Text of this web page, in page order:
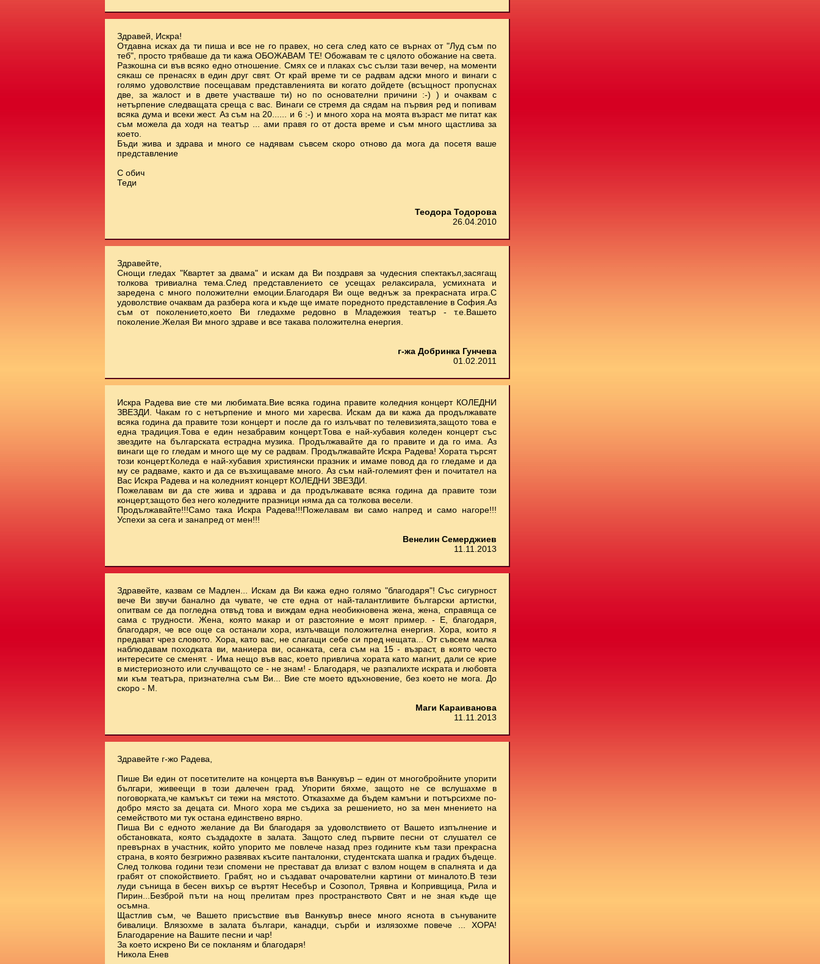
Здравей, Искра!
Отдавна исках да ти пиша и все не го правех, но сега след като се върнах от "Луд съм по
теб", просто трябваше да ти кажа ОБОЖАВАМ ТЕ! Обожавам те с цялото обожание на света.
Разкошна си във всяко едно отношение. Смях се и плаках със сълзи тази вечер, на моменти
сякаш се пренасях в един друг свят. От край време ти се радвам адски много и винаги с
голямо удоволствие посещавам представленията ви когато дойдете (всъщност пропуснах
две, за жалост и в двете участваше ти) но по основателни причини :-) ) и очаквам с
нетърпение следващата среща с вас. Винаги се стремя да сядам на първия ред и попивам
всяка дума и всеки жест. Аз съм на 20...... и 6 :-) и много хора на моята възраст ме питат как
съм можела да ходя на театър ... ами правя го от доста време и съм много щастлива за
което.
Бъди жива и здрава и много се надявам съвсем скоро отново да мога да посетя ваше
представление
С обич
Теди
Теодора Тодорова
26.04.2010
Здравейте,
Снощи гледах "Квартет за двама" и искам да Ви поздравя за чудесния спектакъл,засягащ
толкова тривиална тема.След представлението се усещах релаксирала, усмихната и
заредена с много положителни емоции.Благодаря Ви още веднъж за прекрасната игра.С
удоволствие очаквам да разбера кога и къде ще имате поредното представление в София.Аз
съм от поколението,което Ви гледахме редовно в Младежкия театър - т.е.Вашето
поколение.Желая Ви много здраве и все такава положителна енергия.
г-жа Добринка Гунчева
01.02.2011
Искра Радева вие сте ми любимата.Вие всяка година правите коледния концерт КОЛЕДНИ
ЗВЕЗДИ. Чакам го с нетърпение и много ми харесва. Искам да ви кажа да продължавате
всяка година да правите този концерт и после да го излъчват по телевизията,защото това е
една традиция.Това е един незабравим концерт.Това е най-хубавия коледен концерт със
звездите на българската естрадна музика. Продължавайте да го правите и да го има. Аз
винаги ще го гледам и много ще му се радвам. Продължавайте Искра Радева! Хората търсят
този концерт.Коледа е най-хубавия християнски празник и имаме повод да го гледаме и да
му се радваме, както и да се възхищаваме много. Аз съм най-големият фен и почитател на
Вас Искра Радева и на коледният концерт КОЛЕДНИ ЗВЕЗДИ.
Пожелавам ви да сте жива и здрава и да продължавате всяка година да правите този
концерт,защото без него коледните празници няма да са толкова весели.
Продължавайте!!!Само така Искра Радева!!!Пожелавам ви само напред и само нагоре!!!
Успехи за сега и занапред от мен!!!
Венелин Семерджиев
11.11.2013
Здравейте, казвам се Мадлен... Искам да Ви кажа едно голямо "благодаря"! Със сигурност
вече Ви звучи банално да чувате, че сте една от най-талантливите български артистки,
опитвам се да погледна отвъд това и виждам една необикновена жена, жена, справяща се
сама с трудности. Жена, която макар и от разстояние е моят пример. - Е, благодаря,
благодаря, че все още са останали хора, излъчващи положителна енергия. Хора, които я
предават чрез словото. Хора, като вас, не слагащи себе си пред нещата... От съвсем малка
наблюдавам походката ви, маниера ви, осанката, сега съм на 15 - възраст, в която често
интересите се сменят. - Има нещо във вас, което привлича хората като магнит, дали се крие
в мистериозното или случващото се - не знам! - Благодаря, че разпалихте искрата и любовта
ми към театъра, признателна съм Ви... Вие сте моето вдъхновение, без което не мога. До
скоро - М.
Маги Караиванова
11.11.2013
Здравейте г-жо Радева,
Пише Ви един от посетителите на концерта във Ванкувър – един от многобройните упорити
българи, живеещи в този далечен град. Упорити бяхме, защото не се вслушахме в
поговорката,че камъкът си тежи на мястото. Отказахме да бъдем камъни и потърсихме по-
добро място за децата си. Много хора ме съдиха за решението, но за мен мнението на
семейството ми тук остана единствено вярно.
Пиша Ви с едното желание да Ви благодаря за удоволствието от Вашето изпълнение и
обстановката, която създадохте в залата. Защото след първите песни от слушател се
превърнах в участник, който упорито ме повлече назад през годините към тази прекрасна
страна, в която безгрижно развявах късите панталонки, студентската шапка и градих бъдеще.
След толкова години тези спомени не престават да влизат с взлом нощем в спалнята и да
грабят от спокойствието. Грабят, но и създават очарователни картини от миналото.В тези
луди сънища в бесен вихър се въртят Несебър и Созопол, Трявна и Копривщица, Рила и
Пирин...Безброй пъти на нощ прелитам през пространството Свят и не зная къде ще
осъмна.
Щастлив съм, че Вашето присъствие във Ванкувър внесе много яснота в сънуваните
бивалици. Влязохме в залата българи, канадци, сърби и излязохме повече ... ХОРА!
Благодарение на Вашите песни и чар!
За което искрено Ви се покланям и благодаря!
Никола Енев